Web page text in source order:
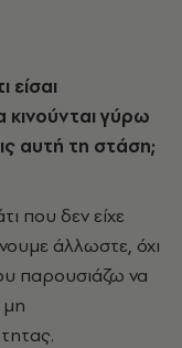
είσαι
κινούνται γύρω
αυτή τη στάση;
που δεν είχε
άλλωστε, όχι
παρουσιάζω να
μη